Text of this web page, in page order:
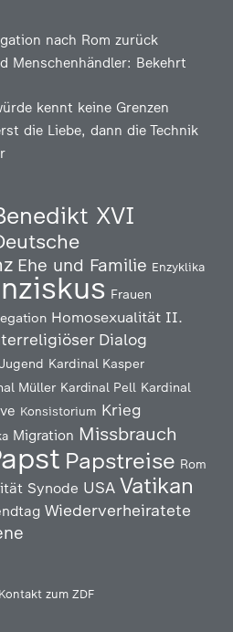
nach Rom zurück
Menschenhändler: Bekehrt
kennt keine Grenzen
die Liebe, dann die Technik
XVI
Ehe und Familie Enzyklika
Frauen
Homosexualität II.
Dialog
Kardinal Kasper
Müller Kardinal Pell Kardinal
Konsistorium Krieg
Migration Missbrauch
Papstreise Rom
Synode USA Vatikan
Wiederverheiratete
Kontakt zum ZDF